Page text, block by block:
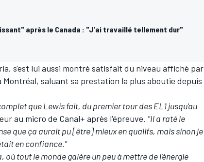
après le Canada : "J'ai travaillé tellement dur"
s'est lui aussi montré satisfait du niveau affiché par
saluant sa prestation la plus aboutie depuis
que Lewis fait, du premier tour des EL1 jusqu'au
au micro de Canal+ après l'épreuve. "Il a raté le
que ça aurait pu [être] mieux en qualifs, mais sinon je
en confiance."
tout le monde galère un peu à mettre de l'énergie